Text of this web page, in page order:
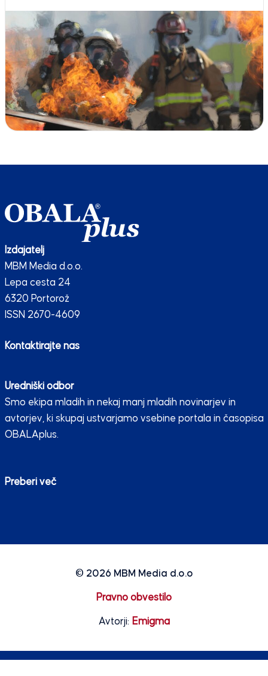
Izdajatelj
MBM Media d.o.o.
Lepa cesta 24
6320 Portorož
ISSN 2670-4609
Kontaktirajte nas
Uredniški odbor
Smo ekipa mladih in nekaj manj mladih novinarjev in
avtorjev, ki skupaj ustvarjamo vsebine portala in časopisa
OBALAplus.
Preberi več
© 2026 MBM Media d.o.o
Pravno obvestilo
Avtorji: Emigma